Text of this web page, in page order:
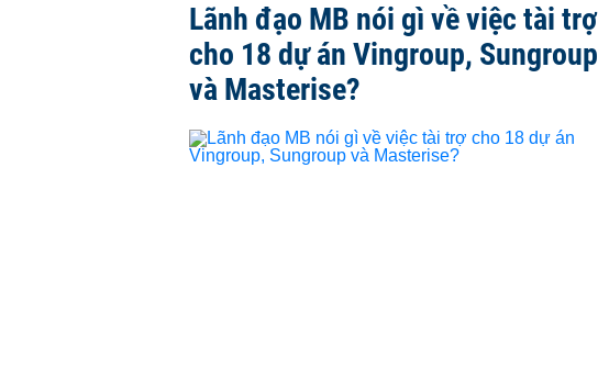
Lãnh đạo MB nói gì về việc tài trợ
cho 18 dự án Vingroup, Sungroup
và Masterise?